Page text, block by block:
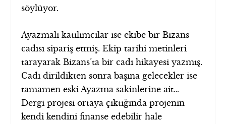
söylüyor.
Ayazmalı katılımcılar ise ekibe bir Bizans
cadısı sipariş etmiş. Ekip tarihi metinleri
tarayarak Bizans’ta bir cadı hikayesi yazmış.
Cadı dirildikten sonra başına gelecekler ise
tamamen eski Ayazma sakinlerine ait…
Dergi projesi ortaya çıktığında projenin
kendi kendini finanse edebilir hale